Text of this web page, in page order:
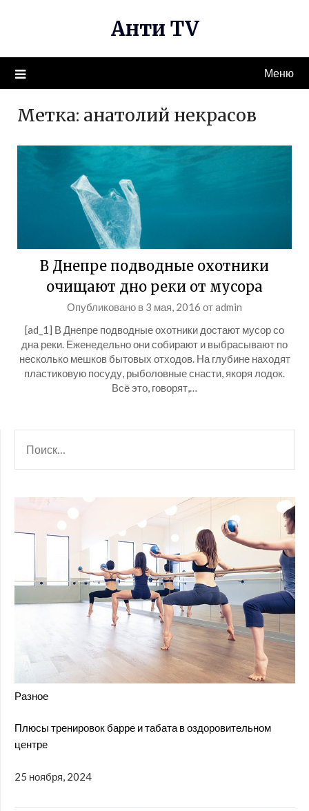
Анти TV
Меню
Метка: анатолий некрасов
В Днепре подводные охотники
очищают дно реки от мусора
Опубликовано в 3 мая, 2016 отadmin
[ad_1] В Днепре подводные охотники достают мусор со
дна реки. Еженедельно они собирают и выбрасывают по
несколько мешков бытовых отходов. На глубине находят
пластиковую посуду, рыболовные снасти, якоря лодок.
Всё это, говорят,…
Разное
Плюсы тренировок барре и табата в оздоровительном
центре
25 ноября, 2024